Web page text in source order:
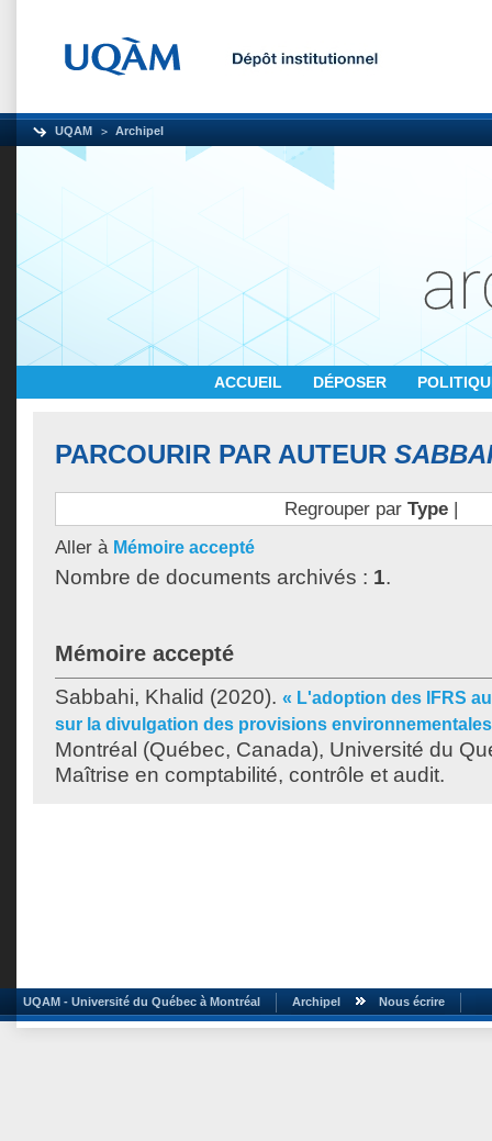
UQAM Archipel
ACCUEIL DÉPOSER
PARCOURIR PAR AUTEUR
Regrouper par Type|
Aller à Mémoire accepté
Nombre de documents archivés : 1.
Mémoire accepté
Sabbahi, Khalid (2020). « L'adoption des IFRS
sur la divulgation des provisions
Montréal (Québec, Canada), Université du
Maîtrise en comptabilité, contrôle et audit.
UQAM - Université du Québec à Montréal Archipel Nous écrire